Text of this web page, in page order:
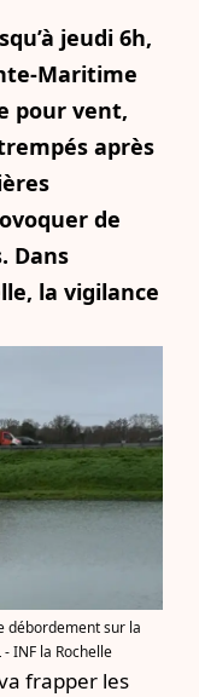
jeudi 6h,
Maritime
pour vent,
après
de
Dans
la vigilance
débordement sur la
INF la Rochelle
frapper les